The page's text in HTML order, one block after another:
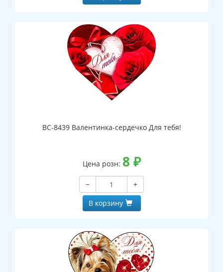
ВС-8439 Валентинка-сердечко Для тебя!
Цена розн: 8 ₽
−
+
В корзину